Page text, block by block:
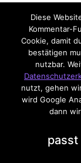
Impressum
Datenschutzerklärung
Diese
Kommentar-
Cookie, damit
bestätigen
nutzbar.
nutzt, gehen
wird Google
dann
passt